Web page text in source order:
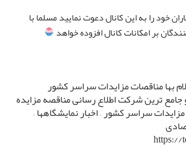
خود را به این کانال دعوت نمایید مسلما با
بر امکانات کانال افزوده خواهد
بها مناقصات مزایدات سراسر کشور
جامع ترین شرکت اطلاع رسانی مناقصه مزایده
سراسر کشور – اخبار نمایشگاهها –
https://